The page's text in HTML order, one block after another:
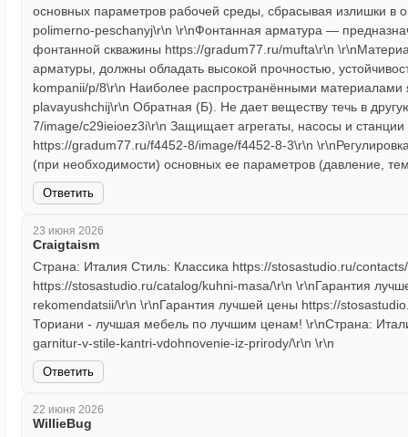
основных параметров рабочей среды, сбрасывая излишки
polimerno-peschanyj\r\n \r\nФонтанная арматура —
фонтанной скважины https://gradum77.ru/mufta\r\n
арматуры, должны обладать высокой прочностью,
kompanii/p/8\r\n Наиболее распространёнными
plavayushchij\r\n Обратная (Б). Не дает веществу течь в
7/image/c29ieioez3i\r\n Защищает агрегаты, насосы и станции
https://gradum77.ru/f4452-8/image/f4452-8-3\r\n
(при необходимости) основных ее параметров (давление,
Ответить
23 июня 2026
Craigtaism
Страна: Италия Стиль: Классика https://stosastudio.ru/
https://stosastudio.ru/catalog/kuhni-masa/\r\n \r\nГарантия
rekomendatsii/\r\n \r\nГарантия лучшей цены https://
Ториани - лучшая мебель по лучшим ценам! \r\nСтрана:
garnitur-v-stile-kantri-vdohnovenie-iz-prirody/\r\n \r\n
Ответить
22 июня 2026
WillieBug